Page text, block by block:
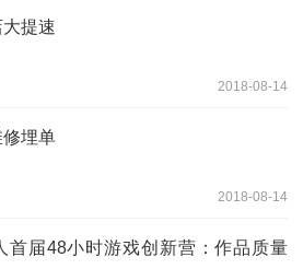
提速
2018-08-14
埋单
2018-08-14
首届48小时游戏创新营：作品质量